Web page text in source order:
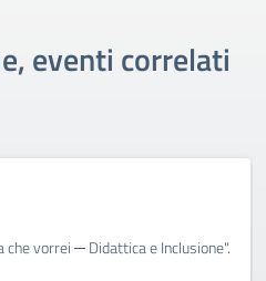
eventi correlati
che vorrei ─ Didattica e Inclusione".